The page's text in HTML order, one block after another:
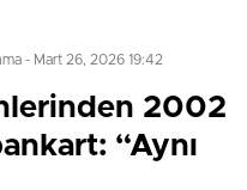
- Mart 26, 2026 19:42
2002
“Aynı